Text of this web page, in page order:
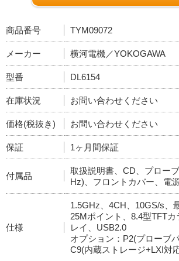
商品番号 TYM09072
メーカー 横河電機／YOKOGAWA
型番 DL6154
在庫状況 お問い合わせください
価格(税抜き) お問い合わせください
保証 1ヶ月間保証
付属品
取扱説明書、CD、プロー
Hz)、フロントカバー、電
仕様
1.5GHz、4CH、10GS/s、
25Mポイント、8.4型TFT
レイ、USB2.0
オプション：P2(プローブ
C9(内蔵ストレージ+LXI対